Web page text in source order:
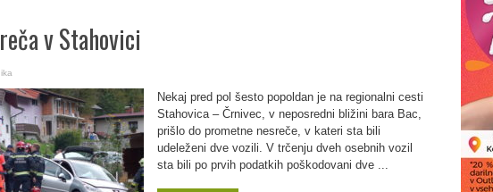
v Stahovici
Nekaj pred pol šesto popoldan je na regionalni cesti
Stahovica – Črnivec, v neposredni bližini bara Bac,
prišlo do prometne nesreče, v kateri sta bili
udeleženi dve vozili. V trčenju dveh osebnih vozil
sta bili po prvih podatkih poškodovani dve ...